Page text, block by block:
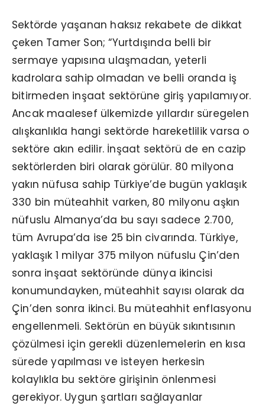
Sektörde yaşanan haksız rekabete de dikkat
çeken Tamer Son; “Yurtdışında belli bir
sermaye yapısına ulaşmadan, yeterli
kadrolara sahip olmadan ve belli oranda iş
bitirmeden inşaat sektörüne giriş yapılamıyor.
Ancak maalesef ülkemizde yıllardır süregelen
alışkanlıkla hangi sektörde hareketlilik varsa o
sektöre akın edilir. İnşaat sektörü de en cazip
sektörlerden biri olarak görülür. 80 milyona
yakın nüfusa sahip Türkiye’de bugün yaklaşık
330 bin müteahhit varken, 80 milyonu aşkın
nüfuslu Almanya’da bu sayı sadece 2.700,
tüm Avrupa’da ise 25 bin civarında. Türkiye,
yaklaşık 1 milyar 375 milyon nüfuslu Çin’den
sonra inşaat sektöründe dünya ikincisi
konumundayken, müteahhit sayısı olarak da
Çin’den sonra ikinci. Bu müteahhit enflasyonu
engellenmeli. Sektörün en büyük sıkıntısının
çözülmesi için gerekli düzenlemelerin en kısa
sürede yapılması ve isteyen herkesin
kolaylıkla bu sektöre girişinin önlenmesi
gerekiyor. Uygun şartları sağlayanlar